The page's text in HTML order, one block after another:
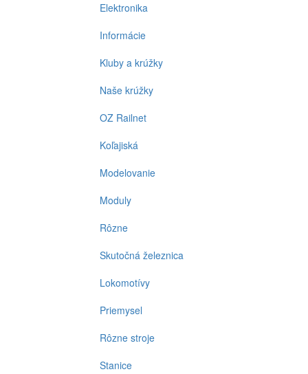
Elektronika
Informácie
Kluby a krúžky
Naše krúžky
OZ Railnet
Koľajiská
Modelovanie
Moduly
Rôzne
Skutočná železnica
Lokomotívy
Priemysel
Rôzne stroje
Stanice